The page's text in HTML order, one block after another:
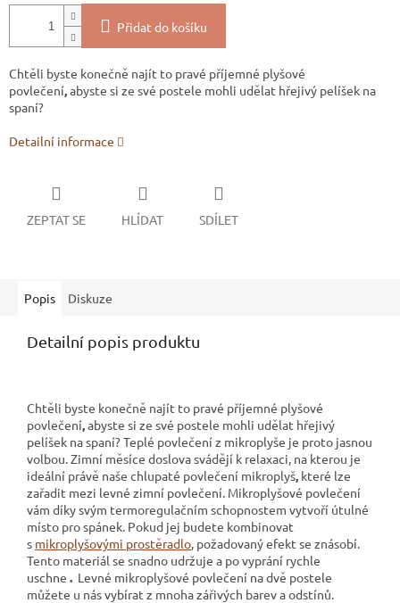
Přidat do košíku
Chtěli byste konečně najít to pravé příjemné plyšové
povlečení,abyste si ze své postele mohli udělat hřejivý pelíšek na
spaní?
Detailní informace
ZEPTAT SE HLÍDAT SDÍLET
Popis Diskuze
Detailní popis produktu
Chtěli byste konečně najít to pravé příjemné plyšové
povlečení,abyste si ze své postele mohli udělat hřejivý
pelíšek na spaní? Teplé povlečení z mikroplyše je proto jasnou
volbou. Zimní měsíce doslova svádějí k relaxaci, na kterou je
ideální právě naše chlupaté povlečení mikroplyš, které lze
zařadit mezi levné zimní povlečení. Mikroplyšové povlečení
vám díky svým termoregulačním schopnostem vytvoří útulné
místo pro spánek. Pokud jej budete kombinovat
s mikroplyšovými prostěradlo, požadovaný efekt se znásobí.
Tento materiál se snadno udržuje a po vyprání rychle
uschne . Levné mikroplyšové povlečení na dvě postele
můžete u nás vybírat z mnoha zářivých barev a odstínů.